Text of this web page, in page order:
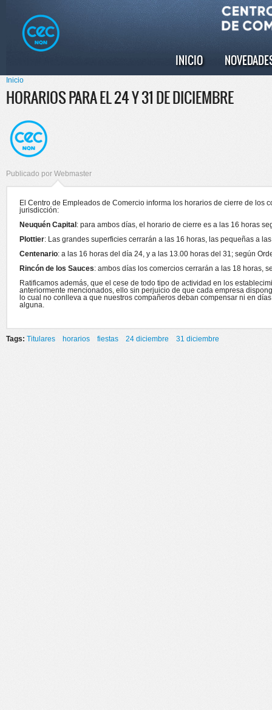
principal
Menú principal
INICIO
Se encuentra usted aquí
Inicio
HORARIOS PARA EL 24 Y 31 DE DICIEMBRE
Publicado por Webmaster
El Centro de Empleados de Comercio informa los horarios de cierre de los
jurisdicción:
Neuquén Capital : para ambos días, el horario de cierre es a las 16 horas
Plottier: Las grandes superficies cerrarán a las 16 horas, las pequeñas a
Centenario: a las 16 horas del día 24, y a las 13.00 horas del 31; según
Rincón de los Sauces: ambos días los comercios cerrarán a las 18 horas,
Ratificamos además, que el cese de todo tipo de actividad en los
anteriormente mencionados, ello sin perjuicio de que cada empresa
lo cual no conlleva a que nuestros compañeros deban compensar ni en
alguna.
Tags: Titulares horarios fiestas 24 diciembre 31 diciembre